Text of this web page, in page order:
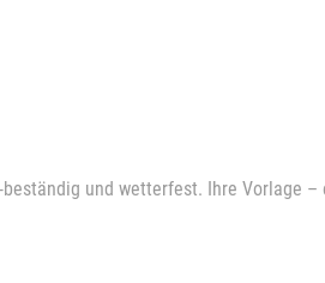
und wetterfest. Ihre Vorlage –